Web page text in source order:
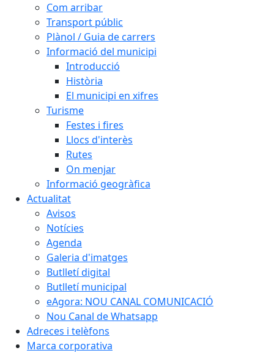
Com arribar
Transport públic
Plànol / Guia de carrers
Informació del municipi
Introducció
Història
El municipi en xifres
Turisme
Festes i fires
Llocs d'interès
Rutes
On menjar
Informació geogràfica
Actualitat
Avisos
Notícies
Agenda
Galeria d'imatges
Butlletí digital
Butlletí municipal
eAgora: NOU CANAL COMUNICACIÓ
Nou Canal de Whatsapp
Adreces i telèfons
Marca corporativa